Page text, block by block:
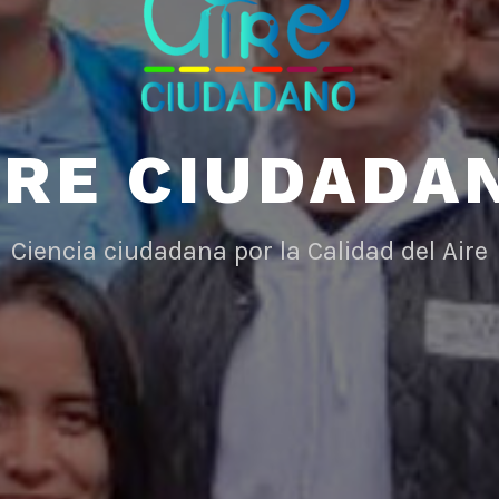
Ciencia ciudadana por la Calidad del Aire